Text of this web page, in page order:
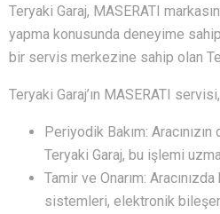
Teryaki Garaj, MASERATI
yapma konusunda deneyime
bir servis merkezine sahip olan
Teryaki Garaj’ın MASERATI
Periyodik Bakım: Aracınızın
Teryaki Garaj, bu işlemi
Tamir ve Onarım:
sistemleri, elektronik